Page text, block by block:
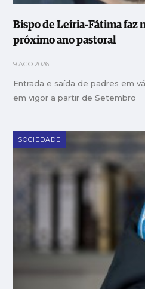
Bispo de Leiria-Fátima faz
próximo ano pastoral
9 AGO 2026
Entrada e saída de padres em
em vigor a partir de Setembro
SOCIEDADE